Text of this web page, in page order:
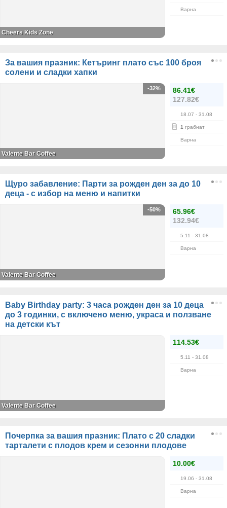
Варна
Cheers Kids Zone
За вашия празник: Кетъринг плато със 100 броя
солени и сладки хапки
86.41€
127.82€
18.07 - 31.08
1 грабнат
Варна
-32%
Valente Bar Coffee
Щуро забавление: Парти за рожден ден за до 10
деца - с избор на меню и напитки
65.96€
132.94€
5.11 - 31.08
Варна
-50%
Valente Bar Coffee
Baby Birthday party: 3 часа рожден ден за 10 деца
до 3 годинки, с включено меню, украса и ползване
на детски кът
114.53€
5.11 - 31.08
Варна
Valente Bar Coffee
Почерпка за вашия празник: Плато с 20 сладки
тарталети с плодов крем и сезонни плодове
10.00€
19.06 - 31.08
Варна